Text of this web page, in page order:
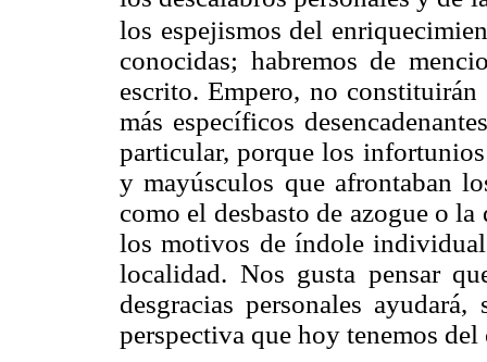
los espejismos del
conocidas; habremos de
escrito. Empero, no
más específicos
particular, porque los
y mayúsculos que afrontaban
como el desbasto de azogue o
los motivos de índole
localidad. Nos gusta pensar
desgracias personales
perspectiva que hoy tenemos